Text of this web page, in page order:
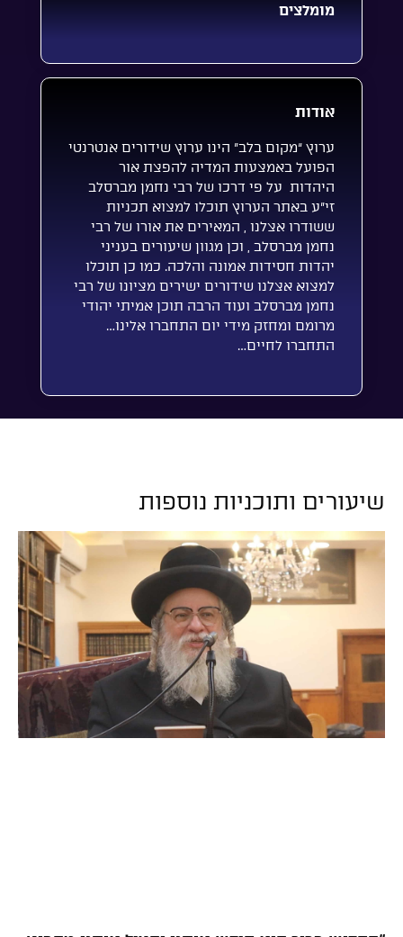
מומלצים
אודות
ערוץ “מקום בלב” הינו ערוץ שידורים אנטרנטי
הפועל באמצעות המדיה להפצת אור
היהדות על פי דרכו של רבי נחמן מברסלב
זי”ע באתר הערוץ תוכלו למצוא תכניות
ששודרו אצלנו , המאירים את אורו של רבי
נחמן מברסלב , וכן מגוון שיעורים בעניני
יהדות חסידות אמונה והלכה. כמו כן תוכלו
למצוא אצלנו שידורים ישירים מציונו של רבי
נחמן מברסלב ועוד הרבה תוכן אמיתי יהודי
מרומם ומחזק מידי יום התחברו אלינו…
התחברו לחיים…
שיעורים ותוכניות נוספות